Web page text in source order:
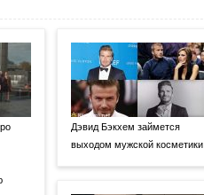
Дэвид Бэкхем займется
выходом мужской косметики